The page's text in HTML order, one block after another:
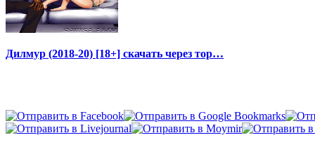
Дилмур (2018-20) [18+] скачать через тор…